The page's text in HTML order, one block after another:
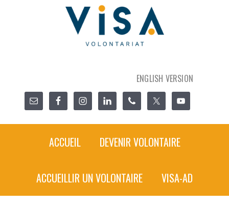
ENGLISH VERSION
ACCUEIL DEVENIR VOLONTAIRE
ACCUEILLIR UN VOLONTAIRE VISA-AD